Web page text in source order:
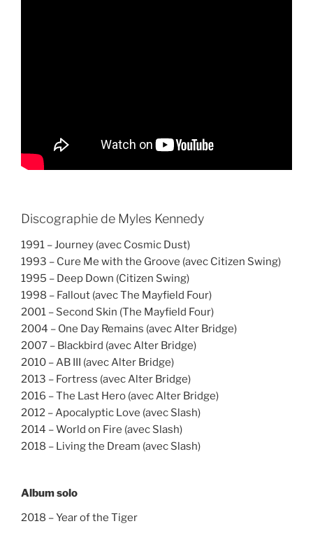
Discographie de Myles Kennedy
1991 – Journey (avec Cosmic Dust)
1993 – Cure Me with the Groove (avec Citizen Swing)
1995 – Deep Down (Citizen Swing)
1998 – Fallout (avec The Mayfield Four)
2001 – Second Skin (The Mayfield Four)
2004 – One Day Remains (avec Alter Bridge)
2007 – Blackbird (avec Alter Bridge)
2010 – AB III (avec Alter Bridge)
2013 – Fortress (avec Alter Bridge)
2016 – The Last Hero (avec Alter Bridge)
2012 – Apocalyptic Love (avec Slash)
2014 – World on Fire (avec Slash)
2018 – Living the Dream (avec Slash)
Album solo
2018 – Year of the Tiger